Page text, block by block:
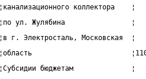
¦канализационного
¦по ул. Жулябина
¦в г. Электросталь,
¦область
¦Субсидии бюджетам